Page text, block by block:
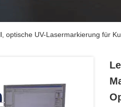
optische UV-Lasermarkierung für